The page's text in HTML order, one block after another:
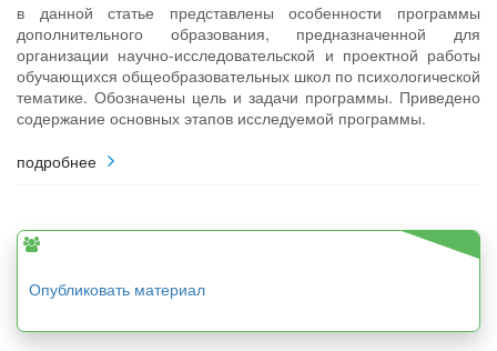
в данной статье представлены особенности программы
дополнительного образования, предназначенной для
организации научно-исследовательской и проектной работы
обучающихся общеобразовательных школ по психологической
тематике. Обозначены цель и задачи программы. Приведено
содержание основных этапов исследуемой программы.
подробнее
Опубликовать материал